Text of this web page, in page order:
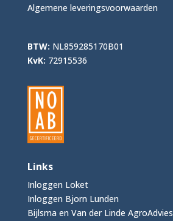
Algemene leveringsvoorwaarden
BTW: NL859285170B01
KvK: 72915536
Links
Inloggen Loket
Inloggen Bjorn Lunden
Bijlsma en Van der Linde AgroAdvies